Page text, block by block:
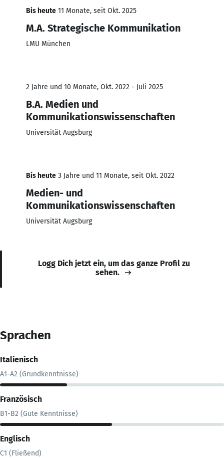
Bis heute 11 Monate, seit Okt. 2025
M.A. Strategische Kommunikation
LMU München
2 Jahre und 10 Monate, Okt. 2022 - Juli 2025
B.A. Medien und
Kommunikationswissenschaften
Universität Augsburg
Bis heute 3 Jahre und 11 Monate, seit Okt. 2022
Medien- und
Kommunikationswissenschaften
Universität Augsburg
Logg Dich jetzt ein, um das ganze Profil zu
sehen.
Sprachen
Italienisch
A1-A2 (Grundkenntnisse)
Französisch
B1-B2 (Gute Kenntnisse)
Englisch
C1 (Fließend)